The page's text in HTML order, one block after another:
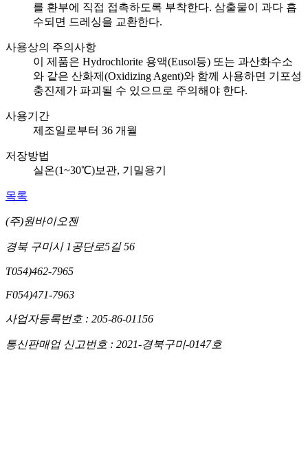
를 환부에 직접 접촉하도록 부착한다. 삼출물이 과다 흡
수되면 드레싱을 교환한다.
사용상의 주의사항
이 제품은 Hydrochlorite 용액(Eusol등) 또는 과산화수소
와 같은 산화제(Oxidizing Agent)와 함께 사용하면 기포성
충진제가 파괴될 수 있으므로 주의해야 한다.
사용기간
제조일로부터 36 개월
저장방법
실온(1~30℃)보관, 기밀용기
목록
(주)원바이오젠
경북 구미시 1공단로5길 56
T054)462-7965
F054)471-7963
사업자등록번호 : 205-86-01156
통신판매업 신고번호 : 2021-경북구미-0147호